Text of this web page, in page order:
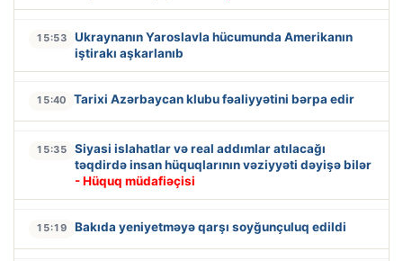
15:53
Ukraynanın Yaroslavla hücumunda Amerikanın
iştirakı aşkarlanıb
15:40 Tarixi Azərbaycan klubu fəaliyyətini bərpa edir
15:35
Siyasi islahatlar və real addımlar atılacağı
təqdirdə insan hüquqlarının vəziyyəti dəyişə bilər
- Hüquq müdafiəçisi
15:19 Bakıda yeniyetməyə qarşı soyğunçuluq edildi